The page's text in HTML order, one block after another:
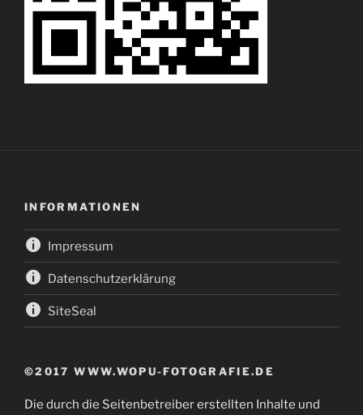
INFORMATIONEN
Impressum
Datenschutzerklärung
SiteSeal
©2017 WWW.WOPU-FOTOGRAFIE.DE
Die durch die Seitenbetreiber erstellten Inhalte und